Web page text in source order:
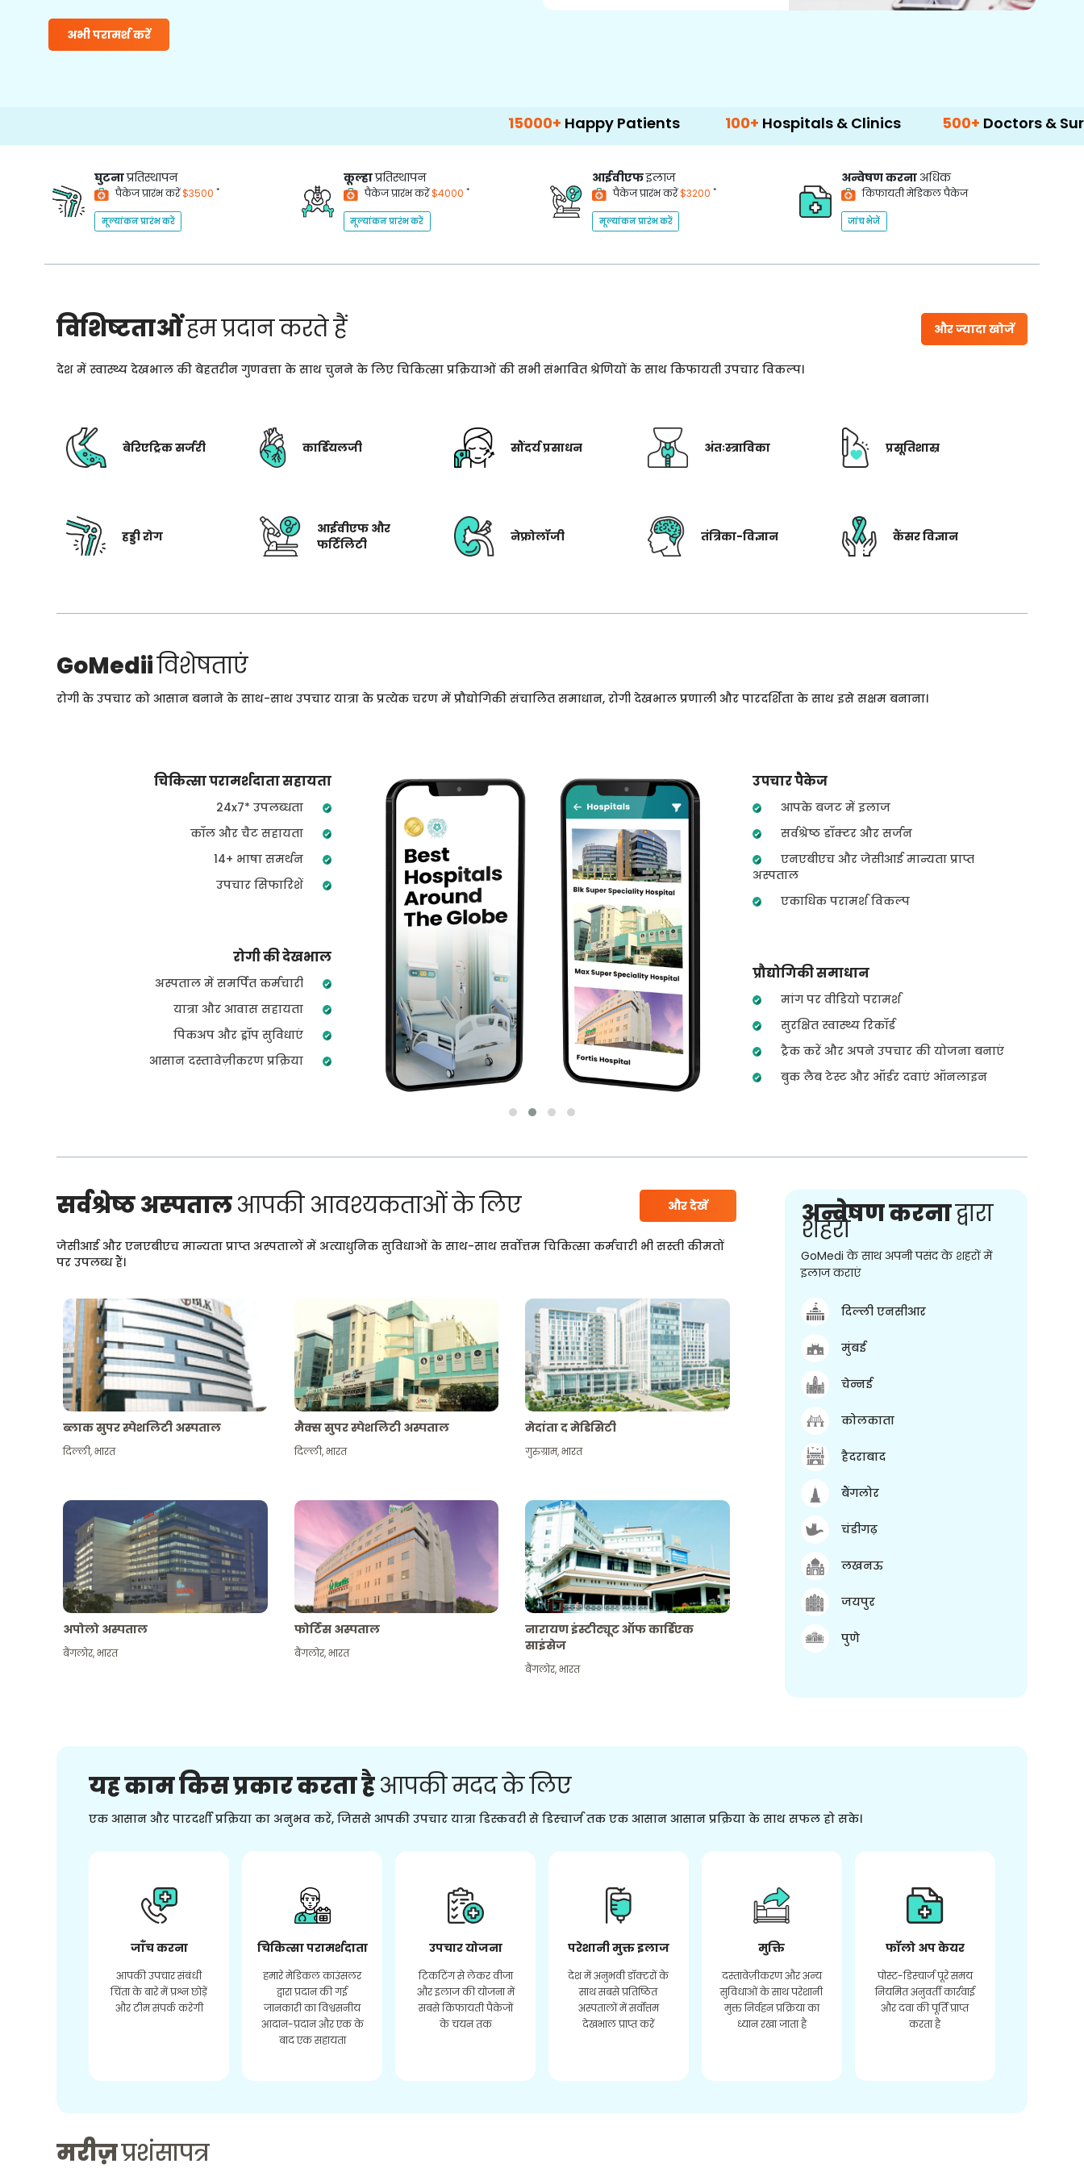
अभी परामर्श करें
Happy Patients 100+Hospitals & Clinics 500+Doctors & Surgeons
घुटनाप्रतिस्थापन
पैकेज प्रारंभ करें$3500 *
मूल्यांकन प्रारंभ करें
कूल्हाप्रतिस्थापन
पैकेज प्रारंभ करें$4000 *
मूल्यांकन प्रारंभ करें
आईवीएफइलाज
पैकेज प्रारंभ करें$3200 *
मूल्यांकन प्रारंभ करें
अन्वेषण करना अधिक
किफायती मेडिकल पैकेज
जांच भेजें
विशिष्टताओंहम प्रदान करते हैं और ज्यादा खोजें
देश में स्वास्थ्य देखभाल की बेहतरीन गुणवत्ता के साथ चुनने के लिए चिकित्सा प्रक्रियाओं की सभी संभावित श्रेणियों के साथ किफायती उपचार विकल्प।
बेरिएट्रिक सर्जरी कार्डियलजी सौंदर्य प्रसाधन अंतःस्त्राविका प्रसूतिशास्र
हड्डी रोग
आईवीएफ और
फर्टिलिटी
नेफ्रोलॉजी तंत्रिका-विज्ञान कैंसर विज्ञान
GoMediiविशेषताएं
रोगी के उपचार को आसान बनाने के साथ-साथ उपचार यात्रा के प्रत्येक चरण में प्रौद्योगिकी संचालित समाधान, रोगी देखभाल प्रणाली और पारदर्शिता के साथ इसे सक्षम बनाना।
चिकित्सा परामर्शदाता सहायता
24x7* उपलब्धता
कॉल और चैट सहायता
14+ भाषा समर्थन
उपचार सिफारिशें
रोगी की देखभाल
अस्पताल में समर्पित कर्मचारी
यात्रा और आवास सहायता
पिकअप और ड्रॉप सुविधाएं
आसान दस्तावेज़ीकरण प्रक्रिया
उपचार पैकेज
आपके बजट में इलाज
सर्वश्रेष्ठ डॉक्टर और सर्जन
एनएबीएच और जेसीआई मान्यता प्राप्त
अस्पताल
एकाधिक परामर्श विकल्प
प्रौद्योगिकी समाधान
मांग पर वीडियो परामर्श
सुरक्षित स्वास्थ्य रिकॉर्ड
ट्रैक करें और अपने उपचार की योजना बनाएं
बुक लैब टेस्ट और ऑर्डर दवाएं ऑनलाइन
सर्वश्रेष्ठ अस्पतालआपकी आवश्यकताओं के लिए और देखें
जेसीआई और एनएबीएच मान्यता प्राप्त अस्पतालों में अत्याधुनिक सुविधाओं के साथ-साथ सर्वोत्तम चिकित्सा कर्मचारी भी सस्ती कीमतों
पर उपलब्ध हैं।
ब्लाक सुपर स्पेशलिटी अस्पताल
दिल्ली,भारत
मैक्स सुपर स्पेशलिटी अस्पताल
दिल्ली,भारत
मेदांता द मेडिसिटी
गुरुग्राम,भारत
अपोलो अस्पताल
बैंगलोर,भारत
फोर्टिस अस्पताल
बैंगलोर,भारत
नारायण इंस्टीट्यूट ऑफ कार्डिएक
साइंसेज
बैंगलोर,भारत
अन्वेषण करनाद्वारा
शहरों
GoMedi के साथ अपनी पसंद के शहरों में
इलाज कराएं
दिल्ली एनसीआर
मुंबई
चेन्नई
कोलकाता
हैदराबाद
बैंगलोर
चंडीगढ़
लखनऊ
जयपुर
पुणे
यह काम किस प्रकार करता हैआपकी मदद के लिए
एक आसान और पारदर्शी प्रक्रिया का अनुभव करें, जिससे आपकी उपचार यात्रा डिस्कवरी से डिस्चार्ज तक एक आसान आसान प्रक्रिया के साथ सफल हो सके।
जाँच करना
आपकी उपचार संबंधी
चिंता के बारे में प्रश्न छोड़ें
और टीम संपर्क करेगी
चिकित्सा परामर्शदाता
हमारे मेडिकल काउंसलर
द्वारा प्रदान की गई
जानकारी का विश्वसनीय
आदान-प्रदान और एक के
बाद एक सहायता
उपचार योजना
टिकटिंग से लेकर वीजा
और इलाज की योजना में
सबसे किफायती पैकेजों
के चयन तक
परेशानी मुक्त इलाज
देश में अनुभवी डॉक्टरों के
साथ सबसे प्रतिष्ठित
अस्पतालों में सर्वोत्तम
देखभाल प्राप्त करें
मुक्ति
दस्तावेज़ीकरण और अन्य
सुविधाओं के साथ परेशानी
मुक्त निर्वहन प्रक्रिया का
ध्यान रखा जाता है
फॉलो अप केयर
पोस्ट-डिस्चार्ज पूरे समय
नियमित अनुवर्ती कार्रवाई
और दवा की पूर्ति प्राप्त
करता है
मरीज़प्रशंसापत्र